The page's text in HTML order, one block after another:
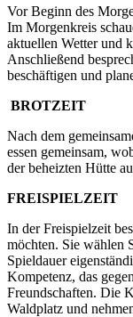
Vor Beginn des
Im Morgenkreis
aktuellen Wetter und
Anschließend
beschäftigen und
BROTZEIT
Nach dem
essen gemeinsam,
der beheizten Hütte
FREISPIELZEIT
In der Freispielzeit
möchten. Sie wählen
Spieldauer
Kompetenz, das
Freundschaften. Die
Waldplatz und